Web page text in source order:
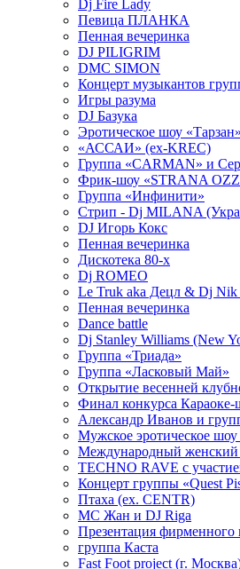
Dj Fire Lady
Певица ПЛАНКА
Пенная вечеринка
DJ PILIGRIM
DMC SIMON
Концерт музыкантов
Игры разума
DJ Базука
Эротическое шоу
«АССАИ» (ex-KREC)
Группа «CARMAN» и
Фрик-шоу «STRANA
Группа «Инфинити»
Стрип - Dj MILANA
DJ Игорь Кокс
Пенная вечеринка
Дискотека 80-х
Dj ROMEO
Le Truk aka Децл & Dj Nik
Пенная вечеринка
Dance battle
Dj Stanley Williams (New
Группа «Триада»
Группа «Ласковый Май»
Открытие весенней
Финал конкурса Караоке-
Александр Иванов и
Мужское эротическое
Международный женский
TECHNO RAVE с
Концерт группы «Quest
Птаха (ex. CENTR)
МС Жан и DJ Riga
Презентация
группа Каста
Fast Foot project (г.